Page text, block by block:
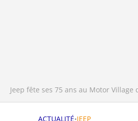
Jeep fête ses 75 ans au Motor Village
ACTUALITÉ•JEEP